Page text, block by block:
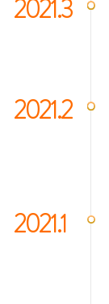
2021.3
2021.2
2021.1